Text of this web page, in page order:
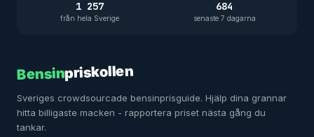
1 257
från hela Sverige
684
senaste 7 dagarna
Bensinpriskollen
Sveriges crowdsourcade bensinprisguide. Hjälp dina grannar
hitta billigaste macken - rapportera priset nästa gång du
tankar.